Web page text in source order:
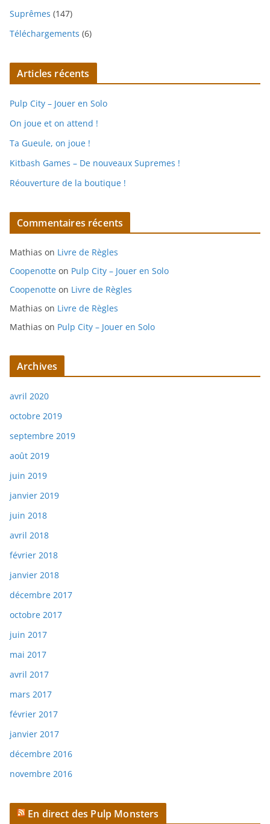
Suprêmes (147)
Téléchargements (6)
Articles récents
Pulp City – Jouer en Solo
On joue et on attend !
Ta Gueule, on joue !
Kitbash Games – De nouveaux Supremes !
Réouverture de la boutique !
Commentaires récents
Mathias on Livre de Règles
Coopenotte on Pulp City – Jouer en Solo
Coopenotte on Livre de Règles
Mathias on Livre de Règles
Mathias on Pulp City – Jouer en Solo
Archives
avril 2020
octobre 2019
septembre 2019
août 2019
juin 2019
janvier 2019
juin 2018
avril 2018
février 2018
janvier 2018
décembre 2017
octobre 2017
juin 2017
mai 2017
avril 2017
mars 2017
février 2017
janvier 2017
décembre 2016
novembre 2016
En direct des Pulp Monsters